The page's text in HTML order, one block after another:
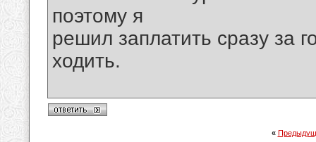
поэтому я
решил заплатить сразу за
ходить.
«